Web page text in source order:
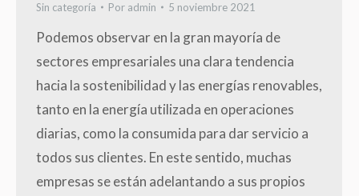
Sin categoría Por admin 5 noviembre 2021
Podemos observar en la gran mayoría de
sectores empresariales una clara tendencia
hacia la sostenibilidad y las energías renovables,
tanto en la energía utilizada en operaciones
diarias, como la consumida para dar servicio a
todos sus clientes. En este sentido, muchas
empresas se están adelantando a sus propios